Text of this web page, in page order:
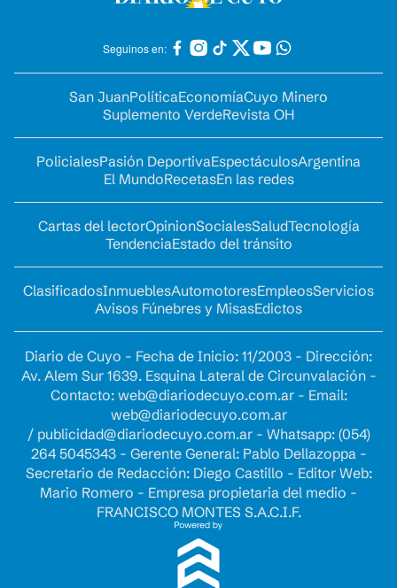
Seguinos en:
San JuanPolíticaEconomíaCuyo Minero
Suplemento VerdeRevista OH
PolicialesPasión DeportivaEspectáculosArgentina
El MundoRecetasEn las redes
Cartas del lectorOpinionSocialesSaludTecnología
TendenciaEstado del tránsito
ClasificadosInmueblesAutomotoresEmpleosServicios
Avisos Fúnebres y MisasEdictos
Diario de Cuyo - Fecha de Inicio: 11/2003 - Dirección:
Av. Alem Sur 1639. Esquina Lateral de Circunvalación -
Contacto: web@diariodecuyo.com.ar- Email:
web@diariodecuyo.com.ar
/ publicidad@diariodecuyo.com.ar- Whatsapp: (054)
264 5045343 - Gerente General: Pablo Dellazoppa -
Secretario de Redacción: Diego Castillo - Editor Web:
Mario Romero - Empresa propietaria del medio -
FRANCISCO MONTES S.A.C.I.F.